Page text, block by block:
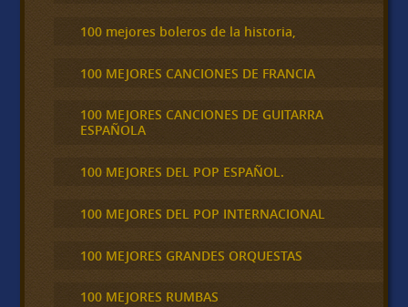
100 mejores boleros de la historia,
100 MEJORES CANCIONES DE FRANCIA
100 MEJORES CANCIONES DE GUITARRA
ESPAÑOLA
100 MEJORES DEL POP ESPAÑOL.
100 MEJORES DEL POP INTERNACIONAL
100 MEJORES GRANDES ORQUESTAS
100 MEJORES RUMBAS